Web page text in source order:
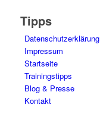
Tipps
Datenschutzerklärung
Impressum
Startseite
Trainingstipps
Blog & Presse
Kontakt